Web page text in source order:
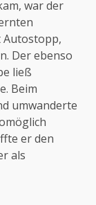
war der
Autostopp,
Der ebenso
ließ
Beim
umwanderte
er den
als